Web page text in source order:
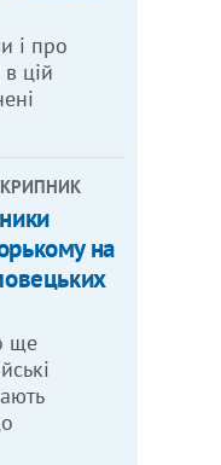
і про
цій
на
ще